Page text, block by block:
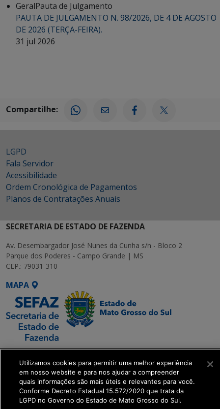
GeralPauta de Julgamento
PAUTA DE JULGAMENTO N. 98/2026, DE 4 DE AGOSTO
DE 2026 (TERÇA-FEIRA).
31 jul 2026
Compartilhe:
LGPD
Fala Servidor
Acessibilidade
Ordem Cronológica de Pagamentos
Planos de Contratações Anuais
SECRETARIA DE ESTADO DE FAZENDA
Av. Desembargador José Nunes da Cunha s/n - Bloco 2
Parque dos Poderes - Campo Grande | MS
CEP.: 79031-310
MAPA
SETDIG | Secretaria-
Executiva de
Transformação Digital
get_footer();
Utilizamos cookies para permitir uma melhor experiência
em nosso website e para nos ajudar a compreender
quais informações são mais úteis e relevantes para você.
Conforme Decreto Estadual 15.572/2020 que trata da
LGPD no Governo do Estado de Mato Grosso do Sul.